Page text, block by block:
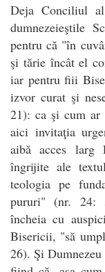
Deja Conciliul
dumnezeieştile
pentru că "în
şi tărie încât el
iar pentru fiii
izvor curat şi
21): ca şi cum ar
aici invitaţia
aibă acces larg
îngrijite ale
teologia pe
pururi" (nr. 24:
încheia cu
Bisericii, "să
26). Şi Dumnezeu